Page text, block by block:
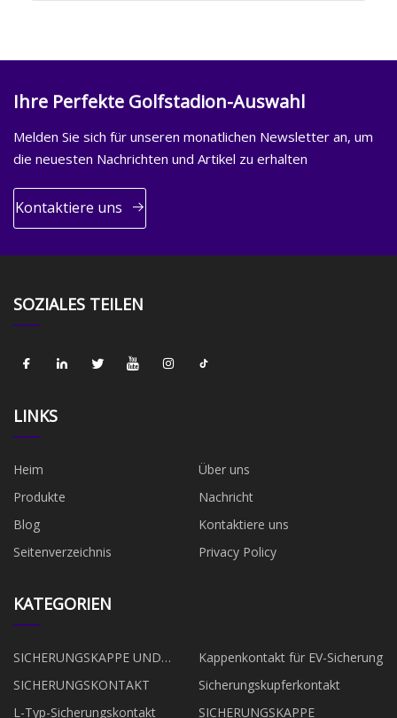
Ihre Perfekte Golfstadion-Auswahl
Melden Sie sich für unseren monatlichen Newsletter an, um
die neuesten Nachrichten und Artikel zu erhalten
Kontaktiere uns
SOZIALES TEILEN
LINKS
Heim
Über uns
Produkte
Nachricht
Blog
Kontaktiere uns
Seitenverzeichnis
Privacy Policy
KATEGORIEN
SICHERUNGSKAPPE UND
KONTAKT
Kappenkontakt für EV-Sicherung
SICHERUNGSKONTAKT
Sicherungskupferkontakt
L-Typ-Sicherungskontakt
SICHERUNGSKAPPE